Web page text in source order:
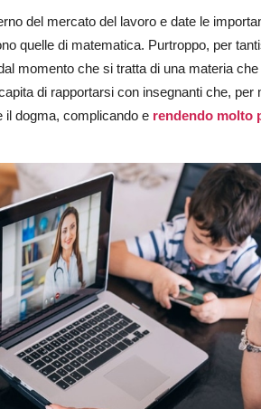
del mercato del lavoro e date le
quelle di matematica. Purtroppo, per
momento che si tratta di una materia
di rapportarsi con insegnanti che, per
il dogma, complicando e rendendo molto